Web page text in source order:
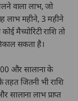
वाला लाभ, जो
लाभ महीने, 3 महीने
मैच्योरिटी राशि तो
सकता है।
और सालाना के
तहत जितनी भी राशि
लाभ प्राप्त